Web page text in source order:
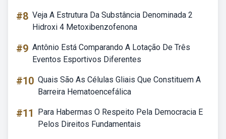
#8 Veja A Estrutura Da Substância Denominada 2
Hidroxi 4 Metoxibenzofenona
#9 Antônio Está Comparando A Lotação De Três
Eventos Esportivos Diferentes
#10 Quais São As Células Gliais Que Constituem A
Barreira Hematoencefálica
#11
Para Habermas O Respeito Pela Democracia E
Pelos Direitos Fundamentais